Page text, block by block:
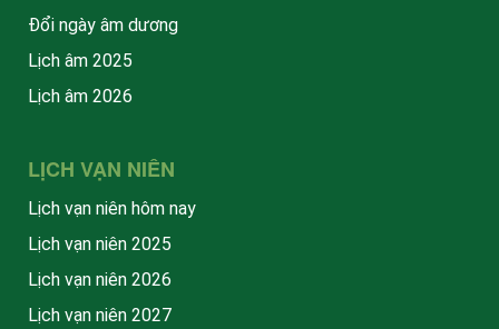
Đổi ngày âm dương
Lịch âm 2025
Lịch âm 2026
LỊCH VẠN NIÊN
Lịch vạn niên hôm nay
Lịch vạn niên 2025
Lịch vạn niên 2026
Lịch vạn niên 2027